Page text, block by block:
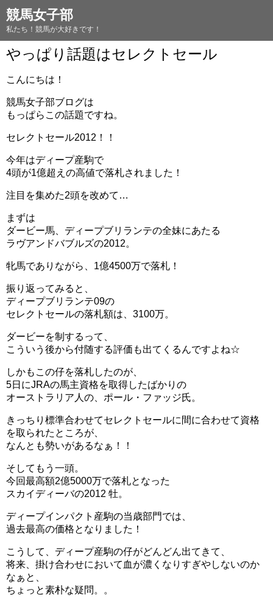
競馬女子部
私たち！競馬が大好きです！
やっぱり話題はセレクトセール
こんにちは！
競馬女子部ブログは
もっぱらこの話題ですね。
セレクトセール2012！！
今年はディープ産駒で
4頭が1億超えの高値で落札されました！
注目を集めた2頭を改めて…
まずは
ダービー馬、ディープブリランテの全妹にあたる
ラヴアンドバブルズの2012。
牝馬でありながら、1億4500万で落札！
振り返ってみると、
ディープブリランテ09の
セレクトセールの落札額は、3100万。
ダービーを制するって、
こういう後から付随する評価も出てくるんですよね☆
しかもこの仔を落札したのが、
5日にJRAの馬主資格を取得したばかりの
オーストラリア人の、ポール・ファッジ氏。
きっちり標準合わせてセレクトセールに間に合わせて資格
を取られたところが、
なんとも勢いがあるなぁ！！
そしてもう一頭。
今回最高額2億5000万で落札となった
スカイディーバの2012 牡。
ディープインパクト産駒の当歳部門では、
過去最高の価格となりました！
こうして、ディープ産駒の仔がどんどん出てきて、
将来、掛け合わせにおいて血が濃くなりすぎやしないのか
なぁと、
ちょっと素朴な疑問。。